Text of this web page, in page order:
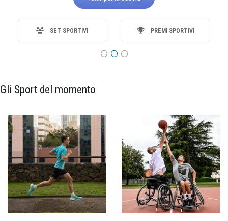
SET SPORTIVI PREMI SPORTIVI
Gli Sport del momento